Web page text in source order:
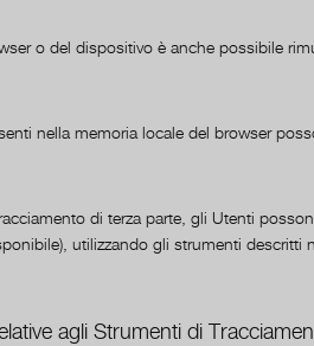
o del dispositivo è anche possibile
nella memoria locale del browser
di terza parte, gli Utenti
utilizzando gli strumenti descritti
agli Strumenti di